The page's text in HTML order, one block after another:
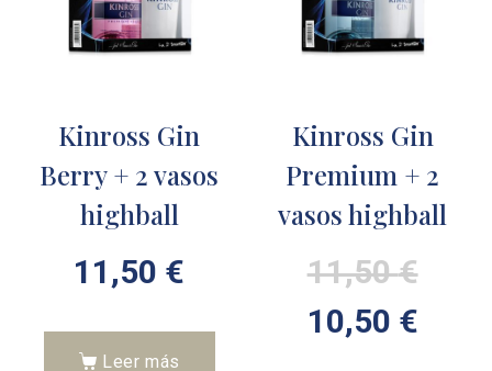
Kinross Gin
Berry + 2 vasos
highball
11,50 €
Leer más
Kinross Gin
Premium + 2
vasos highball
11,50€
10,50 €